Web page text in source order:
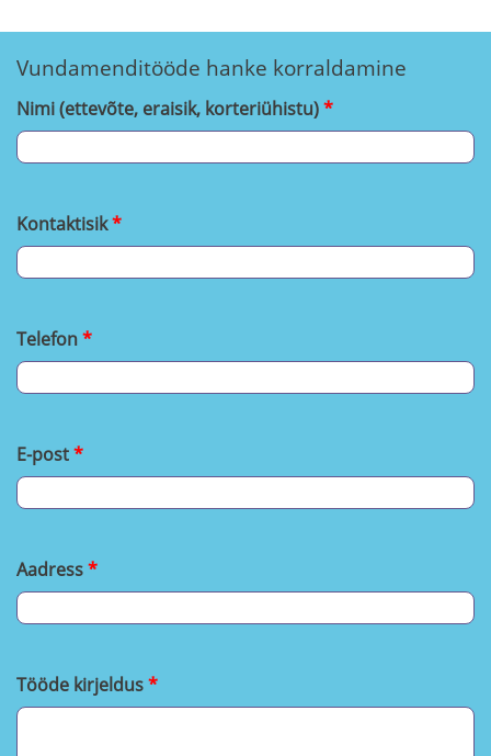
Vundamenditööde hanke korraldamine
Nimi (ettevõte, eraisik, korteriühistu)
Kontaktisik
Telefon
E-post
Aadress
Tööde kirjeldus